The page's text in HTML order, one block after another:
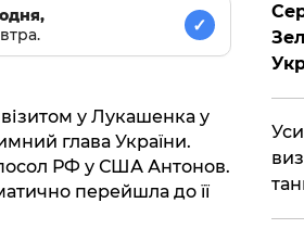
✓
у Лукашенка у
глава України.
РФ у США Антонов.
перейшла до її